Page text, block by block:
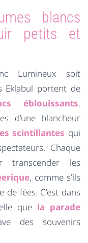
blancs
petits et
Lumineux soit
Eklabul portent de
éblouissants.
d’une blancheur
scintillantes qui
Chaque
les
, comme s’ils
fées. C’est dans
que la parade
des souvenirs